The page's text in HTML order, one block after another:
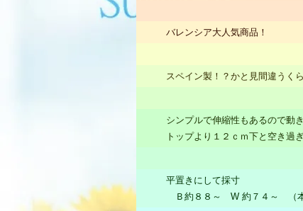
バレンシア大人気商品！
スペイン製！？かと見間違うく
シンプルで伸縮性もあるので動
トップより１２ｃｍ下と空き過
平置きにして採寸
Ｂ約８８～ W 約７４～ （本